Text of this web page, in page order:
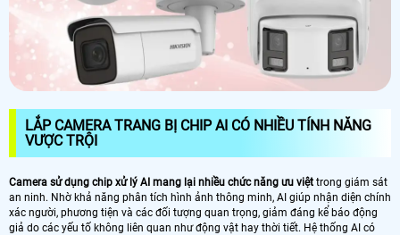
LẮP CAMERA TRANG BỊ CHIP AI CÓ NHIỀU TÍNH NĂNG
VƯỢC TRỘI
Camera sử dụng chip xử lý AI mang lại nhiều chức năng ưu việt trong giám sát
an ninh. Nhờ khả năng phân tích hình ảnh thông minh, AI giúp nhận diện chính
xác người, phương tiện và các đối tượng quan trọng, giảm đáng kể báo động
giả do các yếu tố không liên quan như động vật hay thời tiết. Hệ thống AI có